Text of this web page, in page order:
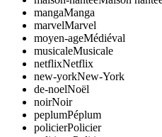
mangaManga
marvelMarvel
moyen-ageMédiéval
musicaleMusicale
netflixNetflix
new-yorkNew-York
de-noelNoël
noirNoir
peplumPéplum
policierPolicier